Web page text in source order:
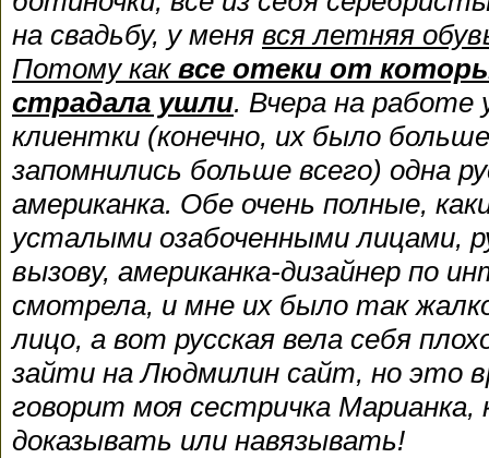
на свадьбу, у меня вся летняя
Потому как все отеки от
страдала ушли. Вчера на работе
клиентки (конечно, их было
запомнились больше всего) одна
американка. Обе очень полные,
усталыми озабоченными лицами,
вызову, американка-дизайнер по
смотрела, и мне их было так
лицо, а вот русская вела себя
зайти на Людмилин сайт, но это
говорит моя сестричка Марианка,
доказывать или навязывать!